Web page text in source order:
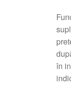
în